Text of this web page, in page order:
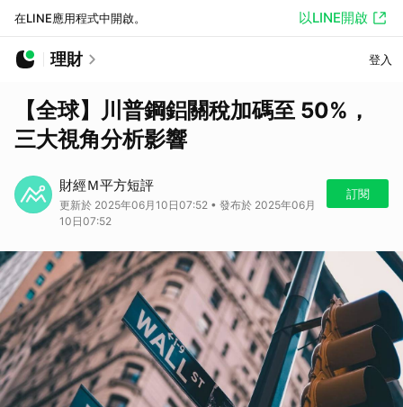
在LINE應用程式中開啟。 以LINE開啟
理財 登入
【全球】川普鋼鋁關稅加碼至 50%，
三大視角分析影響
財經Ｍ平方短評
更新於 2025年06月10日07:52 • 發布於 2025年06月
10日07:52
訂閱